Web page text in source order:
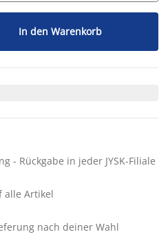
In den Warenkorb
- Rückgabe in jeder JYSK-Filiale
alle Artikel
nach deiner Wahl